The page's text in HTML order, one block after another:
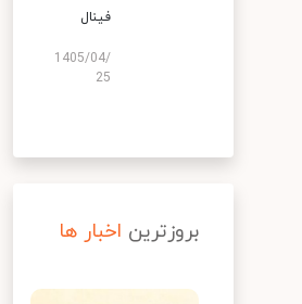
فینال
1405/04/
25
بروزترین اخبار ها